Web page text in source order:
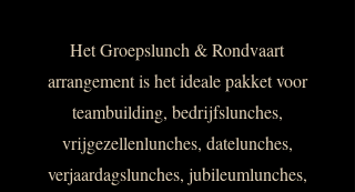
Het Groepslunch & Rondvaart
arrangement is het ideale pakket voor
teambuilding, bedrijfslunches,
vrijgezellenlunches, datelunches,
verjaardagslunches, jubileumlunches,